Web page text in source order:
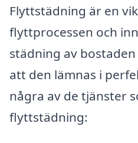
Flyttstädning är en
flyttprocessen och
städning av
att den lämnas i
några av de tjänster
flyttstädning: